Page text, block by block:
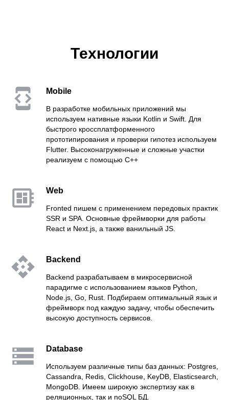
Технологии
Mobile
В разработке мобильных приложений мы
используем нативные языки Kotlin и Swift. Для
быстрого кроссплатформенного
прототипирования и проверки гипотез используем
Flutter. Высоконагруженные и сложные участки
реализуем с помощью C++
Web
Fronted пишем с применением передовых практик
SSR и SPA. Основные фреймворки для работы
React и Next.js, а также ванильный JS.
Backend
Backend разрабатываем в микросервисной
парадигме с использованием языков Python,
Node.js, Go, Rust. Подбираем оптимальный язык и
фреймворк под каждую задачу, чтобы обеспечить
высокую доступность сервисов.
Database
Используем различные типы баз данных: Postgres,
Cassandra, Redis, Clickhouse, KeyDB, Elasticsearch,
MongoDB. Имеем широкую экспертизу как в
реляционных, так и noSQL БД.